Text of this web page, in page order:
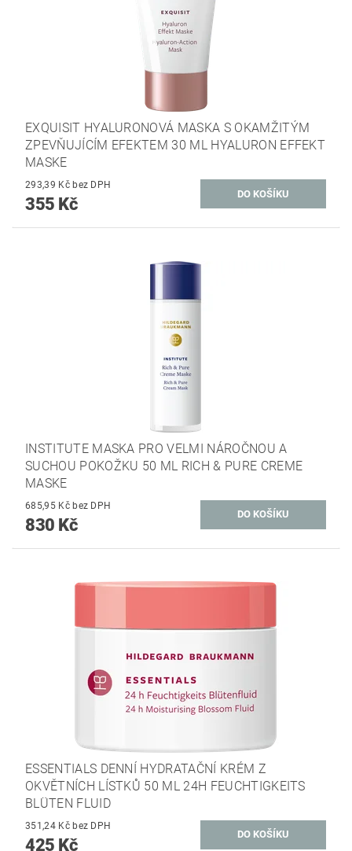
EXQUISIT HYALURONOVÁ MASKA S OKAMŽITÝM
ZPEVŇUJÍCÍM EFEKTEM 30 ML HYALURON EFFEKT
MASKE
293,39 Kč bez DPH
355 Kč
INSTITUTE MASKA PRO VELMI NÁROČNOU A
SUCHOU POKOŽKU 50 ML RICH & PURE CREME
MASKE
685,95 Kč bez DPH
830 Kč
ESSENTIALS DENNÍ HYDRATAČNÍ KRÉM Z
OKVĚTNÍCH LÍSTKŮ 50 ML 24H FEUCHTIGKEITS
BLÜTEN FLUID
351,24 Kč bez DPH
425 Kč